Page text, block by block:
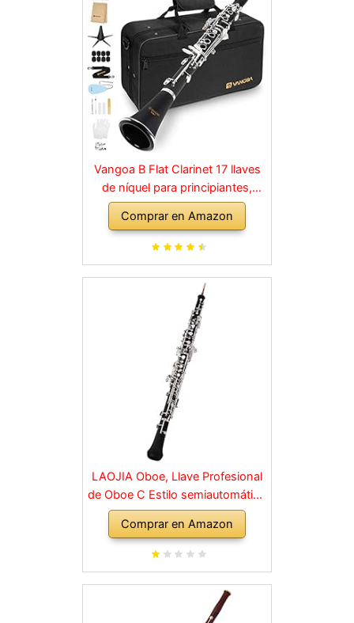
Vangoa B Flat Clarinet 17 llaves
de níquel para principiantes,
juego de clarinete para
estudiantes con boquilla 4C, kit
de limpieza, estuche rígido,
negro
Comprar en Amazon
LAOJIA Oboe, Llave Profesional
de Oboe C Estilo semiautomático
Llaves niqueladas Instrumento de
Viento de Madera con Guantes
de caña de Oboe Estuche de
de Limpieza
Comprar en Amazon